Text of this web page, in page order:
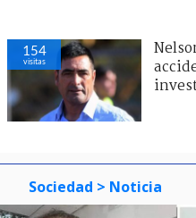
154
visitas
Sociedad > Noticia